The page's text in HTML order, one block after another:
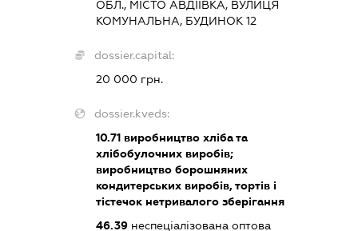
ОБЛ., МІСТО АВДІЇВКА, ВУЛИЦЯ
КОМУНАЛЬНА, БУДИНОК 12
dossier.capital:
20 000 грн.
dossier.kveds:
10.71виробництво хліба та
хлібобулочних виробів;
виробництво борошняних
кондитерських виробів, тортів і
тістечок нетривалого зберігання
46.39неспеціалізована оптова